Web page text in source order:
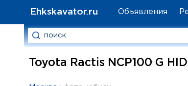
Ehkskavator.ru Объявления
Toyota Ractis NCP100 G